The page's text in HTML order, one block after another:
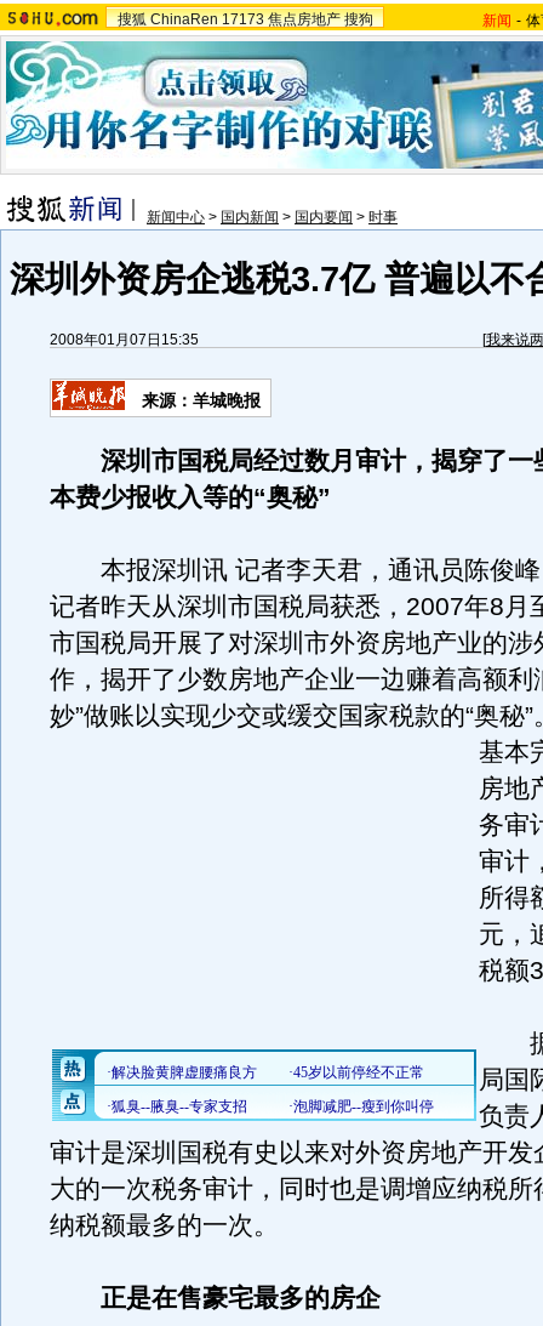
搜狐 ChinaRen 17173 焦点房地产 搜狗 新闻 -
新闻中心 > 国内新闻 > 国内要闻 > 时事
深圳外资房企逃税3.7亿 普遍以不
2008年01月07日15:35 [我来说
来源：羊城晚报
深圳市国税局经过数月审计，揭穿了一
本费少报收入等的“奥秘”
本报深圳讯 记者李天君，通讯员陈俊峰
记者昨天从深圳市国税局获悉，2007年8月
市国税局开展了对深圳市外资房地产业的涉
作，揭开了少数房地产企业一边赚着高额利
妙”做账以实现少交或缓交国家税款的“奥秘”
基本
房地
务审
审计
所得
元，
税额
据
局国
负责
审计是深圳国税有史以来对外资房地产开发
大的一次税务审计，同时也是调增应纳税所
纳税额最多的一次。
正是在售豪宅最多的房企